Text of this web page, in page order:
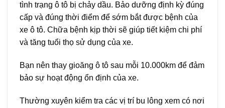
tình trạng ô tô bị chảy dầu. Bảo dưỡng định kỳ đúng
cấp và đúng thời điểm để sớm bắt được bệnh của
xe ô tô. Chữa bệnh kịp thời sẽ giúp tiết kiệm chi phí
và tăng tuổi thọ sử dụng của xe.
Bạn nên thay gioăng ô tô sau mỗi 10.000km để đảm
bảo sự hoạt động ổn định của xe.
Thường xuyên kiểm tra các vị trí bu lông xem có nơi